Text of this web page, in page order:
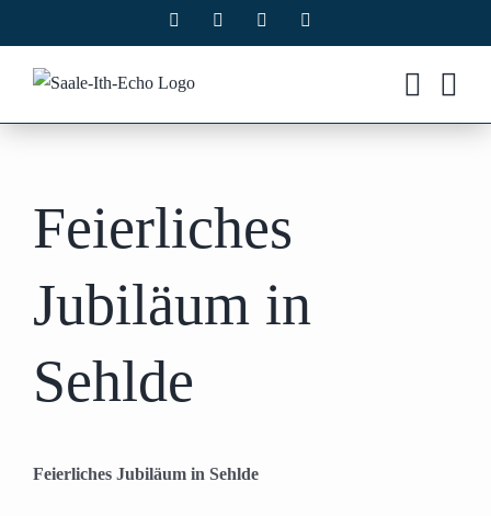
Inhalt
springen
Facebook Instagram
Feierliches
Jubiläum in
Sehlde
Feierliches Jubiläum in Sehlde